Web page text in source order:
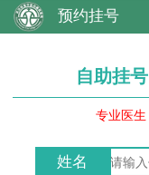
预约挂号
自助挂号
专业医生
姓名